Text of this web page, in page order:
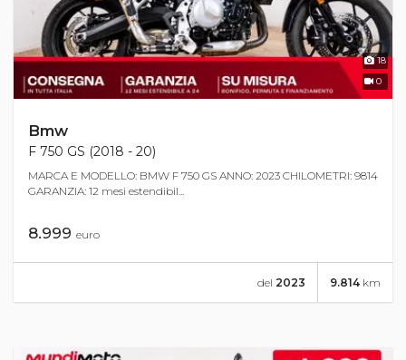
18
0
Bmw
F 750 GS (2018 - 20)
MARCA E MODELLO: BMW F 750 GS ANNO: 2023 CHILOMETRI: 9814
GARANZIA: 12 mesi estendibil...
8.999 euro
9.814 km
del 2023